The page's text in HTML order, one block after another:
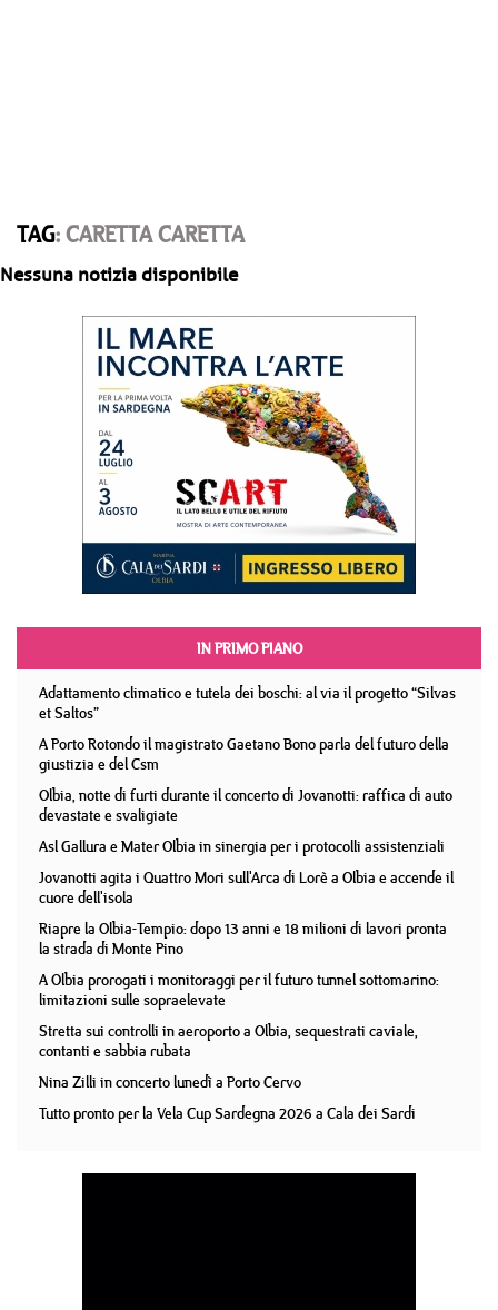
TAG: CARETTA CARETTA
Nessuna notizia disponibile
IN PRIMO PIANO
Adattamento climatico e tutela dei boschi: al via il progetto “Silvas
et Saltos”
A Porto Rotondo il magistrato Gaetano Bono parla del futuro della
giustizia e del Csm
Olbia, notte di furti durante il concerto di Jovanotti: raffica di auto
devastate e svaligiate
Asl Gallura e Mater Olbia in sinergia per i protocolli assistenziali
Jovanotti agita i Quattro Mori sull'Arca di Lorè a Olbia e accende il
cuore dell'isola
Riapre la Olbia-Tempio: dopo 13 anni e 18 milioni di lavori pronta
la strada di Monte Pino
A Olbia prorogati i monitoraggi per il futuro tunnel sottomarino:
limitazioni sulle sopraelevate
Stretta sui controlli in aeroporto a Olbia, sequestrati caviale,
contanti e sabbia rubata
Nina Zilli in concerto lunedì a Porto Cervo
Tutto pronto per la Vela Cup Sardegna 2026 a Cala dei Sardi